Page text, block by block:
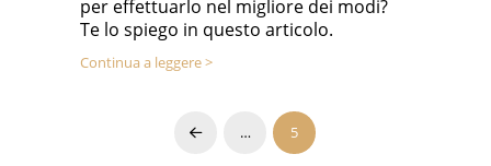
per effettuarlo nel migliore dei modi?
Te lo spiego in questo articolo.
Continua a leggere >
Prev … 5